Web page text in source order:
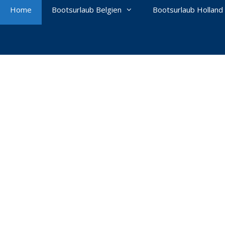
Home Bootsurlaub Belgien Bootsurlaub Holland